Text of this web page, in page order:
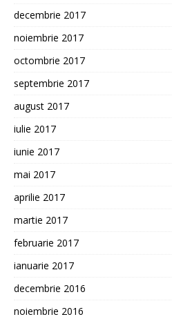
decembrie 2017
noiembrie 2017
octombrie 2017
septembrie 2017
august 2017
iulie 2017
iunie 2017
mai 2017
aprilie 2017
martie 2017
februarie 2017
ianuarie 2017
decembrie 2016
noiembrie 2016